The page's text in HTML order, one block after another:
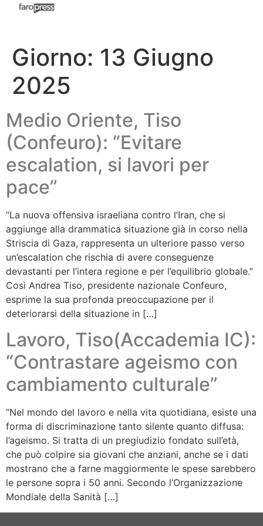
Giorno: 13 Giugno
2025
Medio Oriente, Tiso
(Confeuro): “Evitare
escalation, si lavori per
pace”
“La nuova offensiva israeliana contro l’Iran, che si
aggiunge alla drammatica situazione già in corso nella
Striscia di Gaza, rappresenta un ulteriore passo verso
un’escalation che rischia di avere conseguenze
devastanti per l’intera regione e per l’equilibrio globale.”
Così Andrea Tiso, presidente nazionale Confeuro,
esprime la sua profonda preoccupazione per il
deteriorarsi della situazione in […]
Lavoro, Tiso(Accademia IC):
“Contrastare ageismo con
cambiamento culturale”
“Nel mondo del lavoro e nella vita quotidiana, esiste una
forma di discriminazione tanto silente quanto diffusa:
l’ageismo. Si tratta di un pregiudizio fondato sull’età,
che può colpire sia giovani che anziani, anche se i dati
mostrano che a farne maggiormente le spese sarebbero
le persone sopra i 50 anni. Secondo l’Organizzazione
Mondiale della Sanità […]